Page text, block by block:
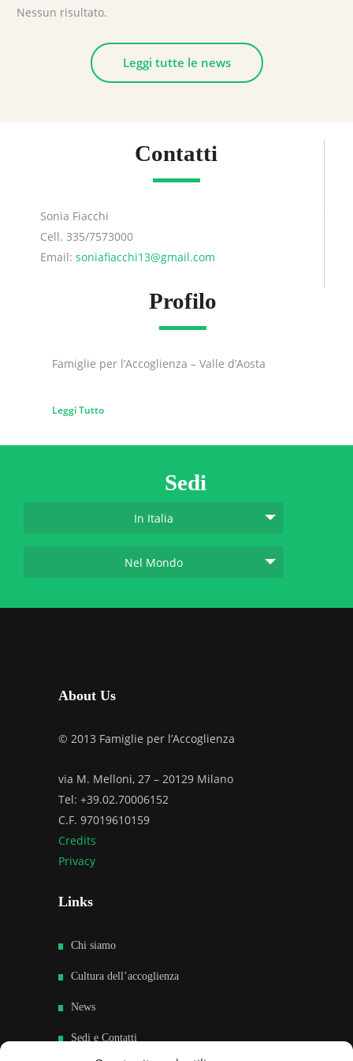
Nessun risultato.
Leggi tutte le news
Contatti
Sonia Fiacchi
Cell. 335/7573000
Email: soniafiacchi13@gmail.com
Profilo
Famiglie per l’Accoglienza – Valle d’Aosta
Leggi Tutto
Sedi
In Italia
Nel Mondo
About Us
© 2013 Famiglie per l’Accoglienza
via M. Melloni, 27 – 20129 Milano
Tel: +39.02.70006152
C.F. 97019610159
Credits
Privacy
Links
Chi siamo
Cultura dell’accoglienza
News
Sedi e Contatti